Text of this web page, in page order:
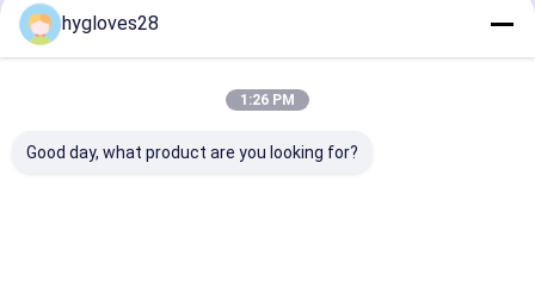
Prodotti Raccomandati
hygloves28
1:26 PM
Good day, what product are you looking for?